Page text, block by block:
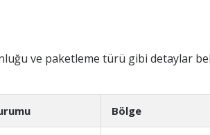
ve paketleme türü gibi detaylar
Bölge